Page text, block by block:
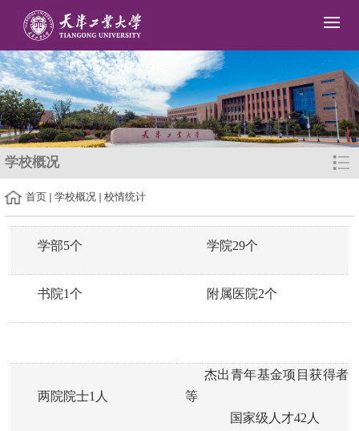
学校概况
首页 学校概况 校情统计
学部5个 学院29个
书院1个 附属医院2个
两院院士1人
杰出青年基金项目获得者
等
国家级人才42人